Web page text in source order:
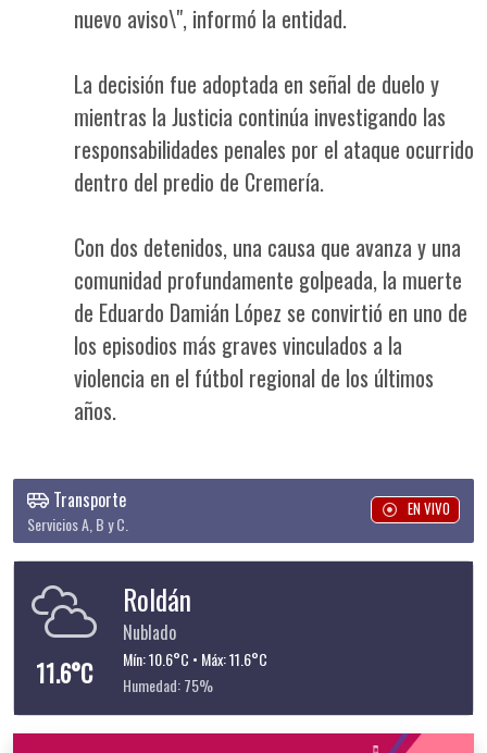
nuevo aviso\", informó la entidad.
La decisión fue adoptada en señal de duelo y
mientras la Justicia continúa investigando las
responsabilidades penales por el ataque ocurrido
dentro del predio de Cremería.
Con dos detenidos, una causa que avanza y una
comunidad profundamente golpeada, la muerte
de Eduardo Damián López se convirtió en uno de
los episodios más graves vinculados a la
violencia en el fútbol regional de los últimos
años.
Transporte
Servicios A, B y C.
EN VIVO
11.6°C
Roldán
Nublado
Mín: 10.6°C • Máx: 11.6°C
Humedad: 75%